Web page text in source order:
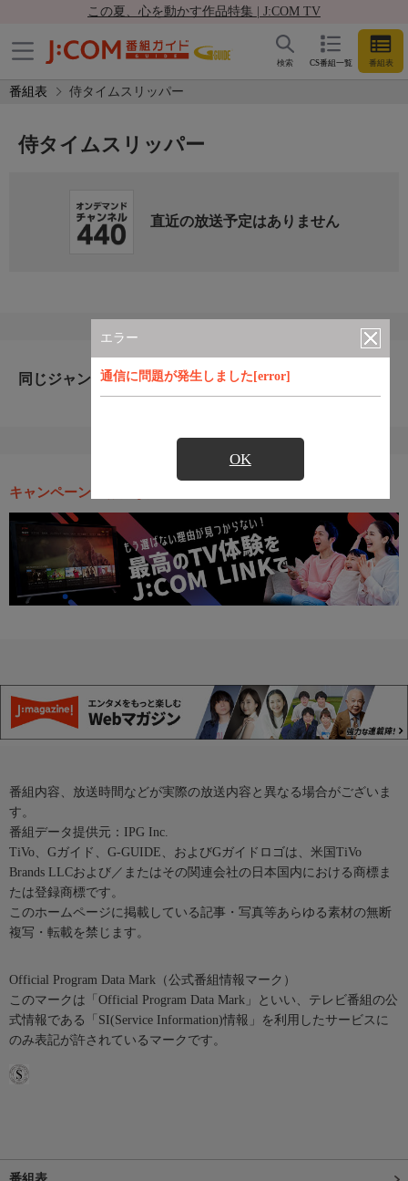
この夏、心を動かす作品特集 | J:COM TV
CS番組一覧 番組表
検索
番組表 侍タイムスリッパー
エラー
通信に問題が発生しました[error]
OK
侍タイムスリッパー
直近の放送予定はありません
同じジャンルのおすすめ番組
キャンペーン・お得な情報
番組内容、放送時間などが実際の放送内容と異なる場合がございま
す。
番組データ提供元：IPG Inc.
TiVo、Gガイド、G-GUIDE、およびGガイドロゴは、米国TiVo
Brands LLCおよび／またはその関連会社の日本国内における商標ま
たは登録商標です。
このホームページに掲載している記事・写真等あらゆる素材の無断
複写・転載を禁じます。
Official Program Data Mark（公式番組情報マーク）
このマークは「Official Program Data Mark」といい、テレビ番組の公
式情報である「SI(Service Information)情報」を利用したサービスに
のみ表記が許されているマークです。